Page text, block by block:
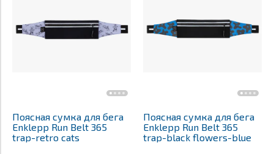
Поясная сумка для бега
Enklepp Run Belt 365
trap-retro cats
Поясная сумка для бега
Enklepp Run Belt 365
trap-black flowers-blue